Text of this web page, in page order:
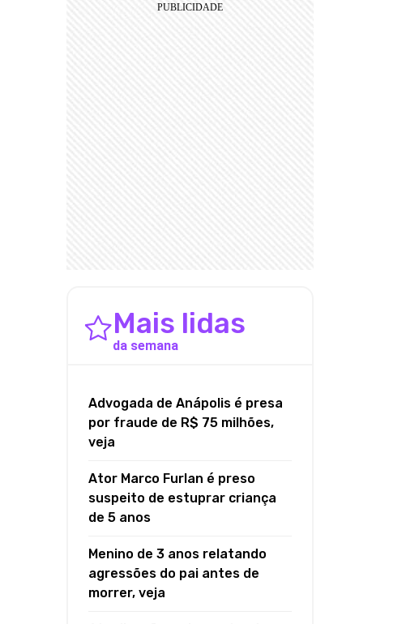
Mais lidas
da semana
Advogada de Anápolis é presa
por fraude de R$ 75 milhões,
veja
Ator Marco Furlan é preso
suspeito de estuprar criança
de 5 anos
Menino de 3 anos relatando
agressões do pai antes de
morrer, veja